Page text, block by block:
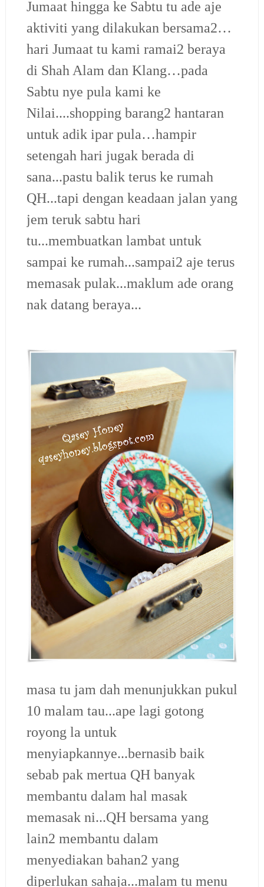
Jumaat hingga ke Sabtu tu ade aje
aktiviti yang dilakukan bersama2…
hari Jumaat tu kami ramai2 beraya
di Shah Alam dan Klang…pada
Sabtu nye pula kami ke
Nilai....shopping barang2 hantaran
untuk adik ipar pula…hampir
setengah hari jugak berada di
sana...pastu balik terus ke rumah
QH...tapi dengan keadaan jalan yang
jem teruk sabtu hari
tu...membuatkan lambat untuk
sampai ke rumah...sampai2 aje terus
memasak pulak...maklum ade orang
nak datang beraya...
masa tu jam dah menunjukkan pukul
10 malam tau...ape lagi gotong
royong la untuk
menyiapkannye...bernasib baik
sebab pak mertua QH banyak
membantu dalam hal masak
memasak ni...QH bersama yang
lain2 membantu dalam
menyediakan bahan2 yang
diperlukan sahaja...malam tu menu